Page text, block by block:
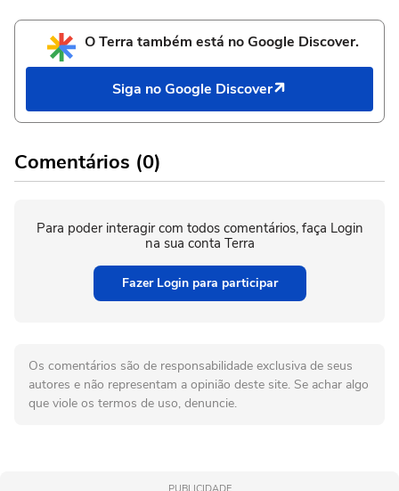
O Terra também está no Google Discover.
Siga no Google Discover
Comentários (0)
Para poder interagir com todos comentários, faça Login
na sua conta Terra
Fazer Login para participar
Os comentários são de responsabilidade exclusiva de seus
autores e não representam a opinião deste site. Se achar algo
que viole os termos de uso, denuncie.